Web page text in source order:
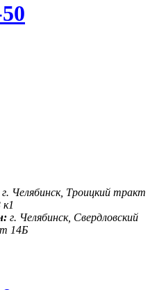
г. Челябинск, Троицкий тракт
к1
г. Челябинск, Свердловский
14Б